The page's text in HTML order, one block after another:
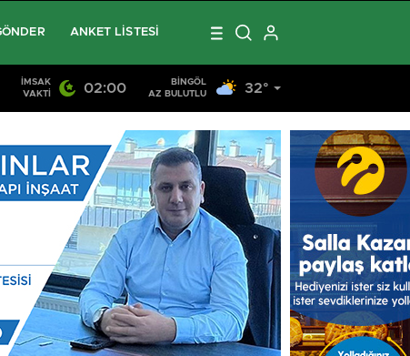
ANKET LISTESI
İMSAK
VAKTI
02:00
BINGÖL
AZ BULUTLU
32°